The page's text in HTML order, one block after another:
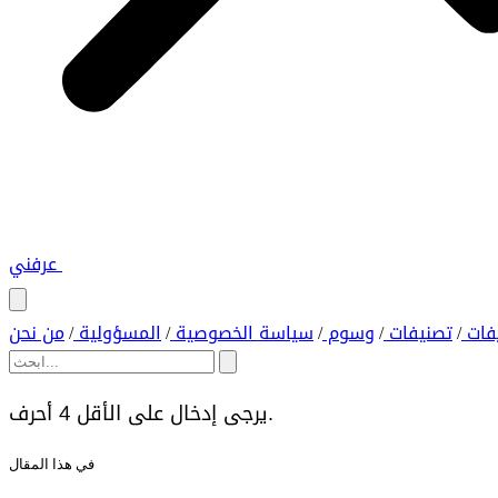
عرفني
/ تصنيفات/ وسوم/ سياسة الخصوصية/ المسؤولية/ من نحن
يرجى إدخال على الأقل 4 أحرف.
في هذا المقال